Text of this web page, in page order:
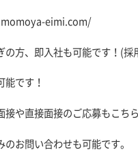
eimi.com/
の方、即入社も可能です！(採
能です！
接や直接面接のご応募もこち
のお問い合わせも可能です。